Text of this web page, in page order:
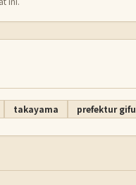
takayama prefektur gifu